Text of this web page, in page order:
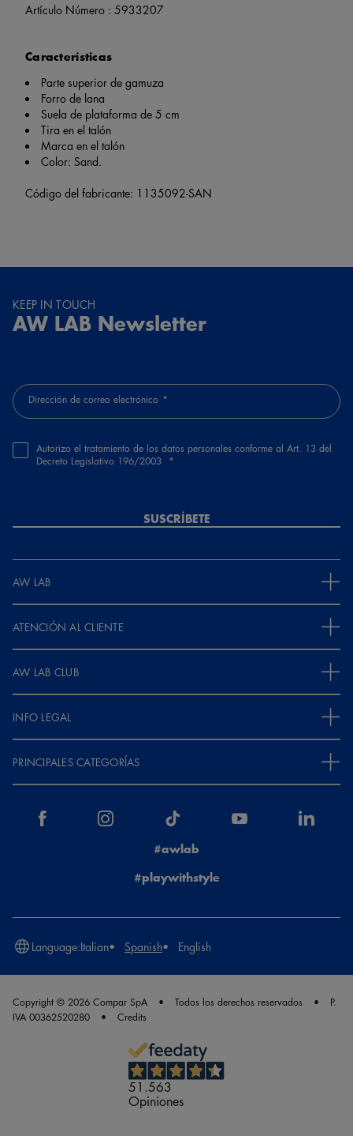
Artículo Número : 5933207
Características
Parte superior de gamuza
Forro de lana
Suela de plataforma de 5 cm
Tira en el talón
Marca en el talón
Color: Sand.
Código del fabricante: 1135092-SAN
KEEP IN TOUCH
AW LAB Newsletter
Dirección de correo electrónico
Autorizo el tratamiento de los datos personales conforme al Art. 13 del
Decreto Legislativo 196/2003
SUSCRÍBETE
AW LAB
ATENCIÓN AL CLIENTE
AW LAB CLUB
INFO LEGAL
PRINCIPALES CATEGORÍAS
#awlab
#playwithstyle
Language:Italian Spanish English
Copyright © 2026 Compar SpA Todos los derechos reservados
P.
IVA 00362520280
Credits
51.563
Opiniones